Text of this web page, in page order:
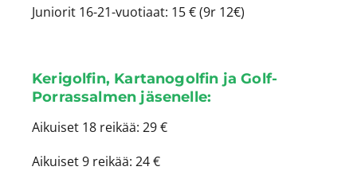
Juniorit 16-21-vuotiaat: 15 € (9r 12€)
Kerigolfin, Kartanogolfin ja Golf-
Porrassalmen jäsenelle:
Aikuiset 18 reikää: 29 €
Aikuiset 9 reikää: 24 €